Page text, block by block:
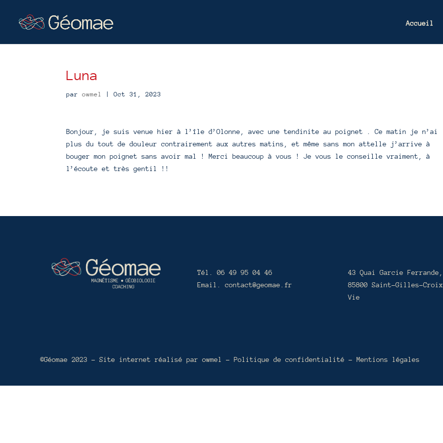
Accueil
Luna
parowmel |Oct 31, 2023
Bonjour, je suis venue hier à l’île d’Olonne, avec une tendinite au poignet . Ce matin je n’ai
plus du tout de douleur contrairement aux autres matins, et même sans mon attelle j’arrive à
bouger mon poignet sans avoir mal ! Merci beaucoup à vous ! Je vous le conseille vraiment, à
l’écoute et très gentil !!
Tél. 06 49 95 04 46
Email. contact@geomae.fr
43 Quai Garcie Ferrande,
85800 Saint-Gilles-
Vie
©Géomae 2023 – Site internet réalisé par owmel – Politique de confidentialité – Mentions légales